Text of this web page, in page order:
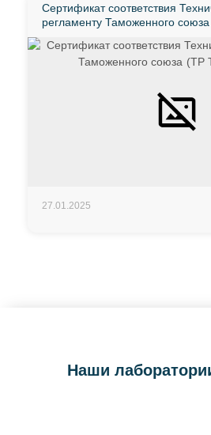
Сертификат соответствия
регламенту Таможенного
27.01.2025
Наши